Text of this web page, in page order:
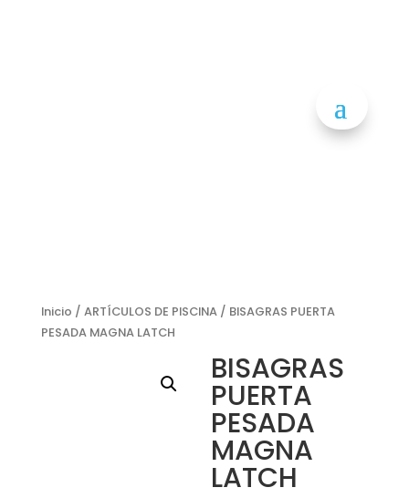
Inicio / ARTÍCULOS DE PISCINA/ BISAGRAS PUERTA
PESADA MAGNA LATCH
BISAGRAS
PUERTA
PESADA
MAGNA
LATCH